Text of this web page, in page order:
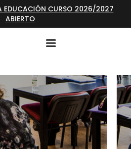
EDUCACIÓN CURSO 2026/2027
ABIERTO